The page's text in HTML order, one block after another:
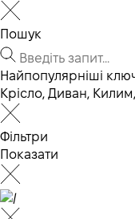
Пошук
Найпопулярніші
Крісло, Диван, Килим,
Фільтри
Показати